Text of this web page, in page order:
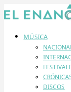
MÚSICA
DISCOS